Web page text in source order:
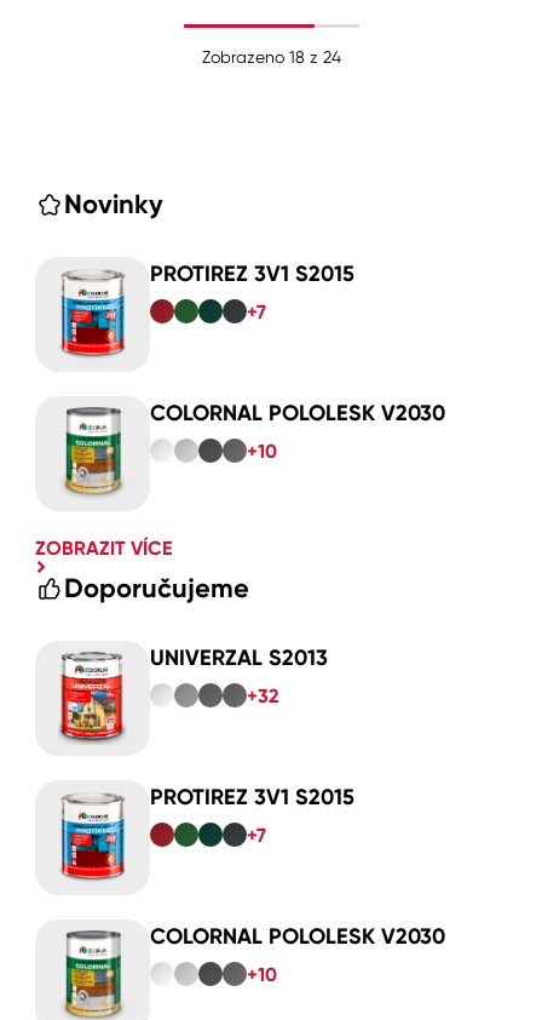
Zobrazeno 18 z 24
Novinky
PROTIREZ 3V1 S2015
+7
COLORNAL POLOLESK V2030
+10
ZOBRAZIT VÍCE
Doporučujeme
UNIVERZAL S2013
+32
PROTIREZ 3V1 S2015
+7
COLORNAL POLOLESK V2030
+10